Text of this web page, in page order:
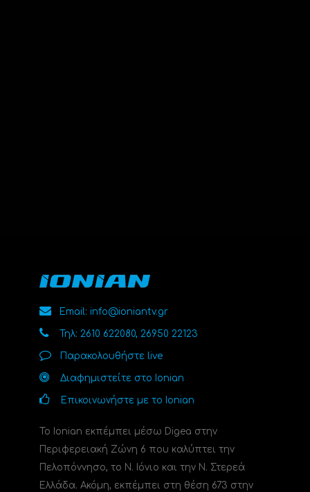
Email: info@ioniantv.gr
Τηλ: 2610 622080, 26950 22123
Παρακολουθήστε live
Διαφημιστείτε στο Ionian
Επικοινωνήστε με το Ionian
Το Ionian εκπέμπει μέσω Digea στην
Περιφερειακή Ζώνη 6 που καλύπτει την
Πελοπόννησο, το N. Ιόνιο και την Ν. Στερεά
Ελλάδα. Ακόμη, εκπέμπει στη θέση 673 στην